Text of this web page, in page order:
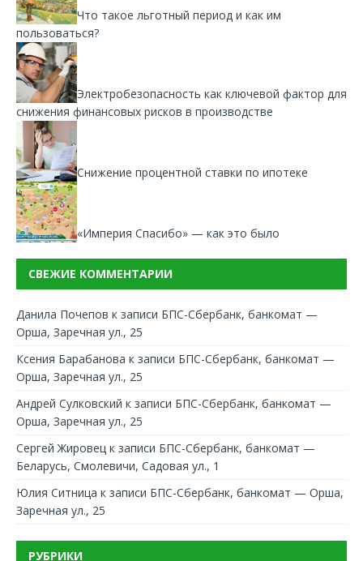
Что такое льготный период и как им
пользоваться?
Электробезопасность как ключевой фактор для
снижения финансовых рисков в производстве
Снижение процентной ставки по ипотеке
«Империя Спасибо» — как это было
СВЕЖИЕ КОММЕНТАРИИ
Данила Почепов к записи БПС-Сбербанк, банкомат —
Орша, Заречная ул., 25
Ксения Барабанова к записи БПС-Сбербанк, банкомат —
Орша, Заречная ул., 25
Андрей Сулковский к записи БПС-Сбербанк, банкомат —
Орша, Заречная ул., 25
Сергей Жировец к записи БПС-Сбербанк, банкомат —
Беларусь, Смолевичи, Садовая ул., 1
Юлия Ситница к записи БПС-Сбербанк, банкомат — Орша,
Заречная ул., 25
РУБРИКИ